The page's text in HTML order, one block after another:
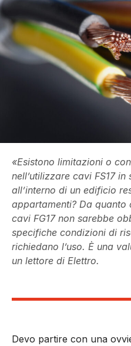
«Esistono limitazioni o
nell’utilizzare cavi FS17
all’interno di un edificio
appartamenti? Da quanto
cavi FG17 non sarebbe
specifiche condizioni di
richiedano l’uso. È una
un lettore di Elettro.
Devo partire con una